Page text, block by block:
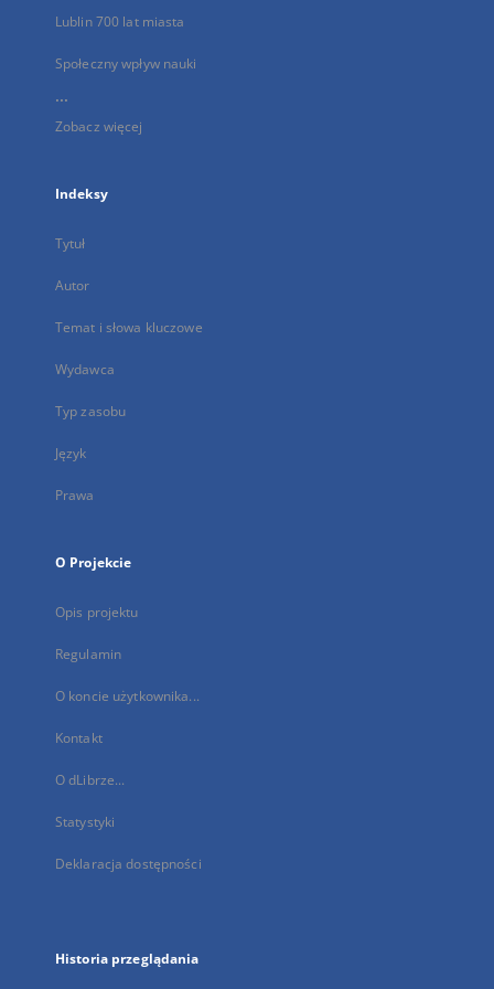
Lublin 700 lat miasta
Społeczny wpływ nauki
...
Zobacz więcej
Indeksy
Tytuł
Autor
Temat i słowa kluczowe
Wydawca
Typ zasobu
Język
Prawa
O Projekcie
Opis projektu
Regulamin
O koncie użytkownika...
Kontakt
O dLibrze...
Statystyki
Deklaracja dostępności
Historia przeglądania